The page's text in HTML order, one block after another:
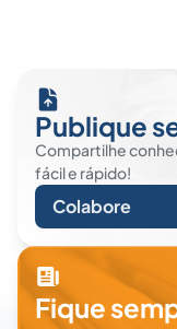
Publique
Compartilhe
fácil e rápido!
Colabore
Fique